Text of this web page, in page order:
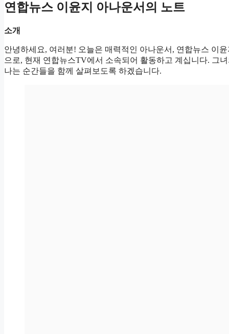
연합뉴스 이윤지 아나운서의 노트
소개
안녕하세요, 여러분! 오늘은 매력적인 아나운서, 연합뉴스 이
으로, 현재 연합뉴스TV에서 소속되어 활동하고 계십니다. 그
나는 순간들을 함께 살펴보도록 하겠습니다.